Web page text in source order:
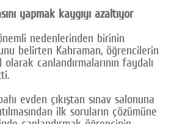
yapmak kaygıyı azaltıyor
nedenlerinden birinin
belirten Kahraman, öğrencilerin
canlandırmalarının faydalı
evden çıkıştan sınav salonuna
ilk soruların çözümüne